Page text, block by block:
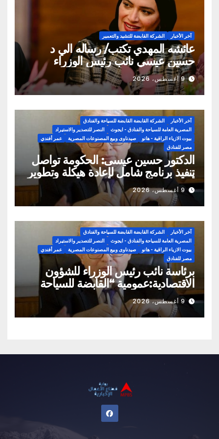
آخر الأخبار الشركة القابضة للتشيد والتعمير
عائشه المهدي تكتب/ رساله الي د
حسين عيسي نائب رئيس الوزراء
اوقفوا تهديات مسؤلي شركه النصر
للاسكان والتعمير تجاه المواطنين
9 أغسطس، 2026
آخر الأخبار
الشركة القابضة القابضة للسياحة والفنادق
المصرية العامة للسياحة والفنادق - ايجوث
النصر للتصدير والاستيراد
بيوت الازياء الراقية - هانو
صيدناوى وبيع المصنوعات المصرية
عمر أفندي
مصر للفنادق
الدكتور حسين عيسى: الحكومة تواصل
تنفيذ برنامج شامل لإعادة هيكلة وتطوير
أداء الشركات المملوكة للدولة.. وتعظيم
الاستفادة من الأصول ورفع كفاءة إدارتها
9 أغسطس، 2026
آخر الأخبار
الشركة القابضة القابضة للسياحة والفنادق
المصرية العامة للسياحة والفنادق - ايجوث
النصر للتصدير والاستيراد
بيوت الازياء الراقية - هانو
صيدناوى وبيع المصنوعات المصرية
عمر أفندي
مصر للفنادق
برئاسة نائب رئيس الوزراء للشؤون
الاقتصادية:عمومية “القابضة للسياحة
والفنادق” تعتمد الموازنة التقديرية لعام
2026/2027
9 أغسطس، 2026